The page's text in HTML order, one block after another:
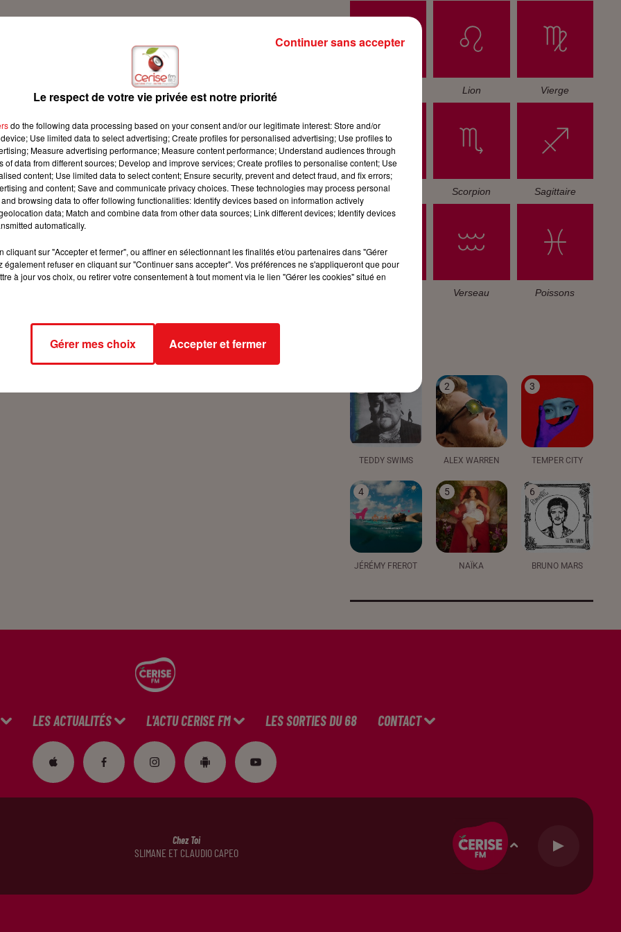
Lion Vierge
Balance Scorpion Sagittaire
Verseau Poissons
TEDDY SWIMS
2
ALEX WARREN
3
TEMPER CITY
4
JÉRÉMY FREROT
5
NAÏKA
6
BRUNO MARS
LES ACTUALITÉS L'ACTU CERISE FM LES SORTIES DU 68 CONTACT
Chez Toi
SLIMANE ET CLAUDIO CAPEO
Le respect de votre vie privée est notre priorité
do the following data processing based on your consent and/or our legitimate interest: Store and/or
Use limited data to select advertising; Create profiles for personalised advertising; Use profiles to
Measure advertising performance; Measure content performance; Understand audiences through
of data from different sources; Develop and improve services; Create profiles to personalise content; Use
content; Use limited data to select content; Ensure security, prevent and detect fraud, and fix errors;
and content; Save and communicate privacy choices. These technologies may process personal
browsing data to offer following functionalities: Identify devices based on information actively
data; Match and combine data from other data sources; Link different devices; Identify devices
automatically.
cliquant sur "Accepter et fermer", ou affiner en sélectionnant les finalités et/ou partenaires dans "Gérer
également refuser en cliquant sur "Continuer sans accepter". Vos préférences ne s'appliqueront que pour
à jour vos choix, ou retirer votre consentement à tout moment via le lien "Gérer les cookies" situé en
Gérer mes choix Accepter et fermer
Continuer sans accepter